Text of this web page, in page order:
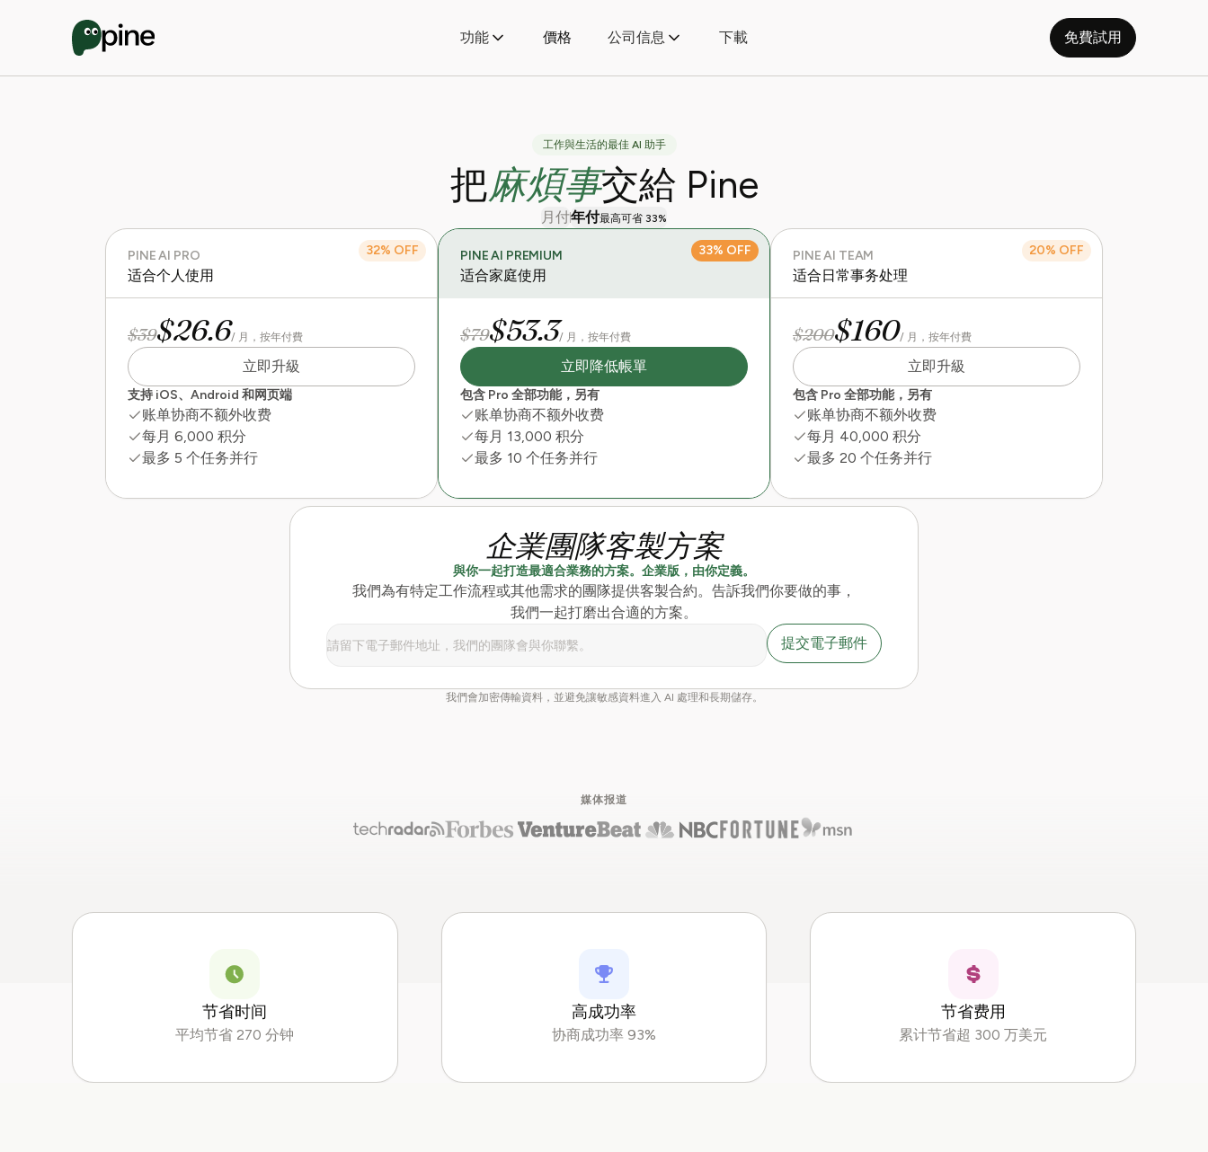
功能 價格 公司信息 下載 免費試用
工作與生活的最佳 AI 助手
把麻煩事交給 Pine
月付年付最高可省 33%
PINE AI PRO
适合个人使用
32% OFF
$39$26.6/ 月，按年付費
立即升級
支持 iOS、Android 和网页端
账单协商不额外收费
每月 6,000 积分
最多 5 个任务并行
PINE AI PREMIUM
适合家庭使用
33% OFF
$79$53.3/ 月，按年付費
立即降低帳單
包含 Pro 全部功能，另有
账单协商不额外收费
每月 13,000 积分
最多 10 个任务并行
PINE AI TEAM
适合日常事务处理
20% OFF
$200$160/ 月，按年付費
立即升級
包含 Pro 全部功能，另有
账单协商不额外收费
每月 40,000 积分
最多 20 个任务并行
企業團隊客製方案
與你一起打造最適合業務的方案。企業版，由你定義。
我們為有特定工作流程或其他需求的團隊提供客製合約。告訴我們你要做的事，
我們一起打磨出合適的方案。
提交電子郵件
我們會加密傳輸資料，並避免讓敏感資料進入 AI 處理和長期儲存。
媒体报道
节省时间
平均节省 270 分钟
高成功率
协商成功率 93%
节省费用
累计节省超 300 万美元